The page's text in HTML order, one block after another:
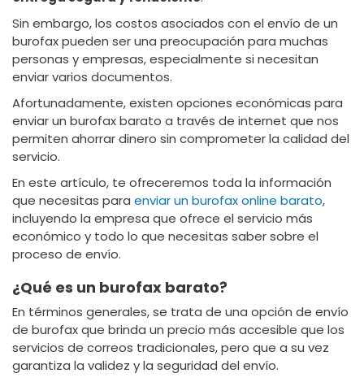
Sin embargo, los costos asociados con el envío de un
burofax pueden ser una preocupación para muchas
personas y empresas, especialmente si necesitan
enviar varios documentos.
Afortunadamente, existen opciones económicas para
enviar un burofax barato a través de internet que nos
permiten ahorrar dinero sin comprometer la calidad del
servicio.
En este artículo, te ofreceremos toda la información
que necesitas para enviar un burofax online barato,
incluyendo la empresa que ofrece el servicio más
económico y todo lo que necesitas saber sobre el
proceso de envío.
¿Qué es un burofax barato?
En términos generales, se trata de una opción de envío
de burofax que brinda un precio más accesible que los
servicios de correos tradicionales, pero que a su vez
garantiza la validez y la seguridad del envío.